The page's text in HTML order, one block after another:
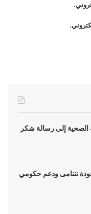
الصحية إلى رسالة شكر
تتنامى ودعم حكومي